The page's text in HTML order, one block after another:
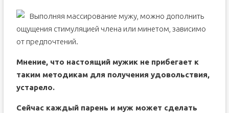
Выполняя массирование мужу, можно дополнить
ощущения стимуляцией члена или минетом, зависимо
от предпочтений.
Мнение, что настоящий мужик не прибегает к
таким методикам для получения удовольствия,
устарело.
Сейчас каждый парень и муж может сделать